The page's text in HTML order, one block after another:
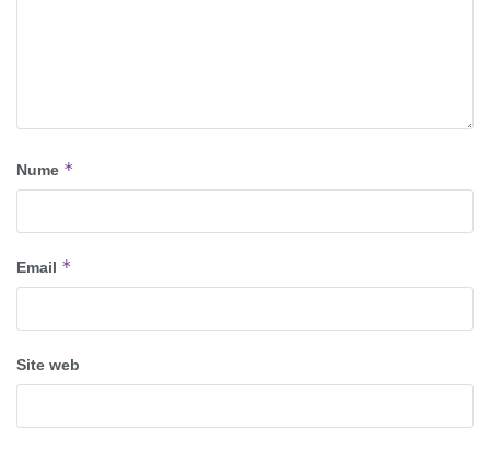
Nume *
Email *
Site web